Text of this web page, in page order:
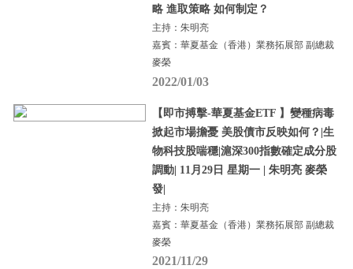
略 進取策略 如何制定？
主持：朱明亮
嘉賓：華夏基金（香港）業務拓展部 副總裁
麥榮
2022/01/03
【即市搏擊-華夏基金ETF 】變種病毒
掀起市場擔憂 美股債市反映如何？|生
物科技股喘穩|滬深300指數確定成分股
調動| 11月29日 星期一 | 朱明亮 麥榮
發|
主持：朱明亮
嘉賓：華夏基金（香港）業務拓展部 副總裁
麥榮
2021/11/29